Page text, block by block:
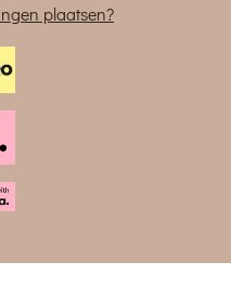
plaatsen?